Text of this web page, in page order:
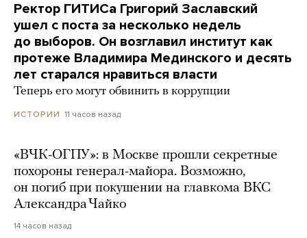
Ректор ГИТИСа Григорий Заславский
ушел с поста за несколько недель
до выборов. Он возглавил институт как
протеже Владимира Мединского и десять
лет старался нравиться власти
Теперь его могут обвинить в коррупции
ИСТОРИИ 11 часов назад
«ВЧК-ОГПУ»: в Москве прошли секретные
похороны генерал-майора. Возможно,
он погиб при покушении на главкома ВКС
Александра Чайко
14 часов назад